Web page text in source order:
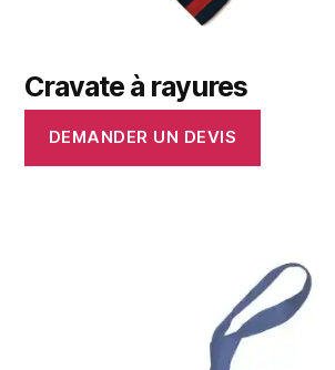
Cravate à rayures
DEMANDER UN DEVIS